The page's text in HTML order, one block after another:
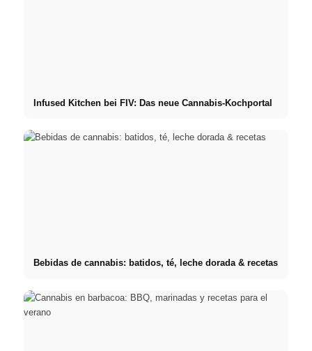
Infused Kitchen bei FIV: Das neue Cannabis-Kochportal
Bebidas de cannabis: batidos, té, leche dorada & recetas